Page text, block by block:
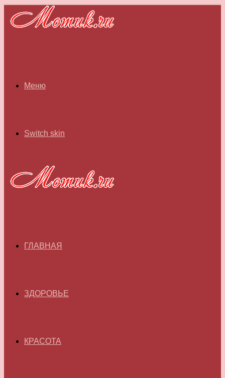
Меню
Switch skin
ГЛАВНАЯ
ЗДОРОВЬЕ
КРАСОТА